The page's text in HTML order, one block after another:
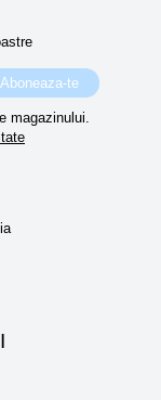
magazinului.